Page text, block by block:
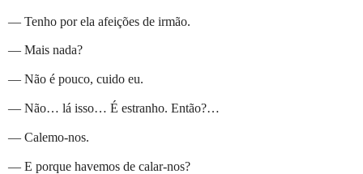
— Tenho por ela afeições de irmão.
— Mais nada?
— Não é pouco, cuido eu.
— Não… lá isso… É estranho. Então?…
— Calemo-nos.
— E porque havemos de calar-nos?